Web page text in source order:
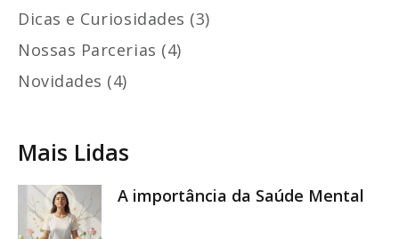
Dicas e Curiosidades (3)
Nossas Parcerias (4)
Novidades (4)
Mais Lidas
A importância da Saúde Mental